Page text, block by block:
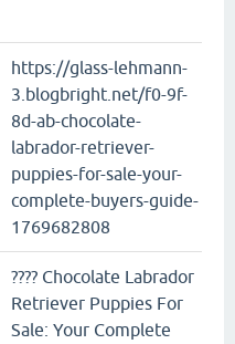
https://glass-lehmann-
3.blogbright.net/f0-9f-
8d-ab-chocolate-
labrador-retriever-
puppies-for-sale-your-
complete-buyers-guide-
1769682808
???? Chocolate Labrador
Retriever Puppies For
Sale: Your Complete